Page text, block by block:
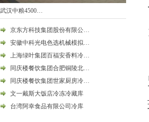
武汉中粮4500…
京东方科技集团股份有限公…
安徽中科光电色选机械模拟…
上海绿叶集团百福安香料冷…
同庆楼餐饮集团合肥铜陵北…
同庆楼餐饮集团世家厨房冷…
文一戴斯大饭店冷冻冷藏库
台湾阿幸食品有限公司冷库